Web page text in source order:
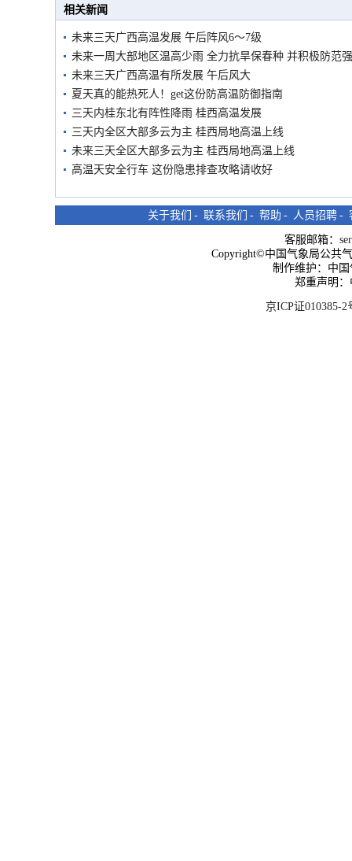
相关新闻
未来三天广西高温发展 午后阵风6～7级
未来一周大部地区温高少雨 全力抗旱保春种 并积极防范
未来三天广西高温有所发展 午后风大
夏天真的能热死人！get这份防高温防御指南
三天内桂东北有阵性降雨 桂西高温发展
三天内全区大部多云为主 桂西局地高温上线
未来三天全区大部多云为主 桂西局地高温上线
高温天安全行车 这份隐患排查攻略请收好
关于我们 - 联系我们 - 帮助 - 人员招聘 -
客服邮箱：
Copyright©中国气象局公共
制作维护：中
郑重声明
京ICP证010385-2